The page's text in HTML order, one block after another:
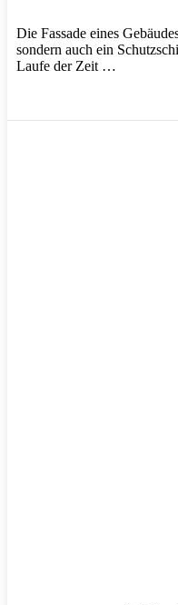
Die Fassade eines
sondern auch ein
Laufe der Zeit …